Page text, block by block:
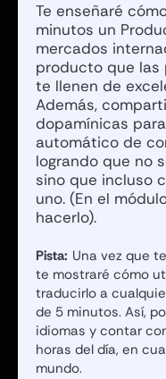
Te enseñaré
minutos un
mercados
producto que las
te llenen de
Además,
dopamínicas
automático de
logrando que no
sino que incluso
uno. (En el
hacerlo).
Pista: Una vez que
te mostraré cómo
traducirlo a
de 5 minutos. Así,
idiomas y contar
horas del día, en
mundo.